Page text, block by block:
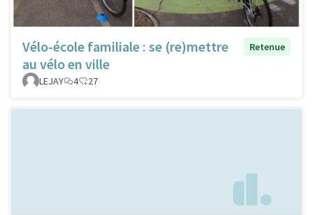
Vélo-école familiale : se (re)mettre
au vélo en ville
Retenue
LEJAY 4 27